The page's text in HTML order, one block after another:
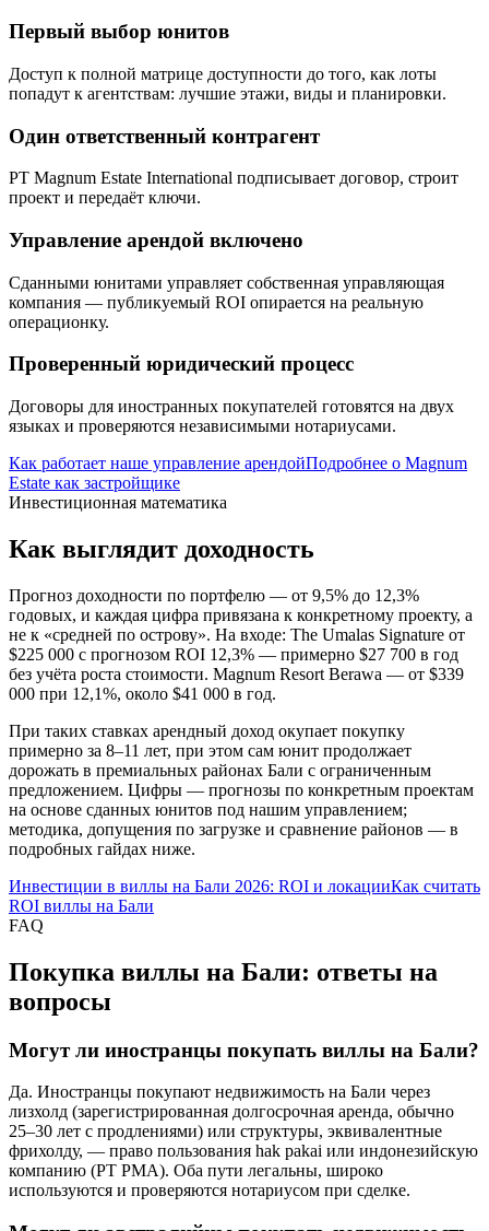
Первый выбор юнитов
Доступ к полной матрице доступности до того, как лоты
попадут к агентствам: лучшие этажи, виды и планировки.
Один ответственный контрагент
PT Magnum Estate International подписывает договор, строит
проект и передаёт ключи.
Управление арендой включено
Сданными юнитами управляет собственная управляющая
компания — публикуемый ROI опирается на реальную
операционку.
Проверенный юридический процесс
Договоры для иностранных покупателей готовятся на двух
языках и проверяются независимыми нотариусами.
Как работает наше управление арендойПодробнее о Magnum
Estate как застройщике
Инвестиционная математика
Как выглядит доходность
Прогноз доходности по портфелю — от 9,5% до 12,3%
годовых, и каждая цифра привязана к конкретному проекту, а
не к «средней по острову». На входе: The Umalas Signature от
$225 000 с прогнозом ROI 12,3% — примерно $27 700 в год
без учёта роста стоимости. Magnum Resort Berawa — от $339
000 при 12,1%, около $41 000 в год.
При таких ставках арендный доход окупает покупку
примерно за 8–11 лет, при этом сам юнит продолжает
дорожать в премиальных районах Бали с ограниченным
предложением. Цифры — прогнозы по конкретным проектам
на основе сданных юнитов под нашим управлением;
методика, допущения по загрузке и сравнение районов — в
подробных гайдах ниже.
Инвестиции в виллы на Бали 2026: ROI и локацииКак считать
ROI виллы на Бали
FAQ
Покупка виллы на Бали: ответы на
вопросы
Могут ли иностранцы покупать виллы на Бали?
Да. Иностранцы покупают недвижимость на Бали через
лизхолд (зарегистрированная долгосрочная аренда, обычно
25–30 лет с продлениями) или структуры, эквивалентные
фрихолду, — право пользования hak pakai или индонезийскую
компанию (PT PMA). Оба пути легальны, широко
используются и проверяются нотариусом при сделке.